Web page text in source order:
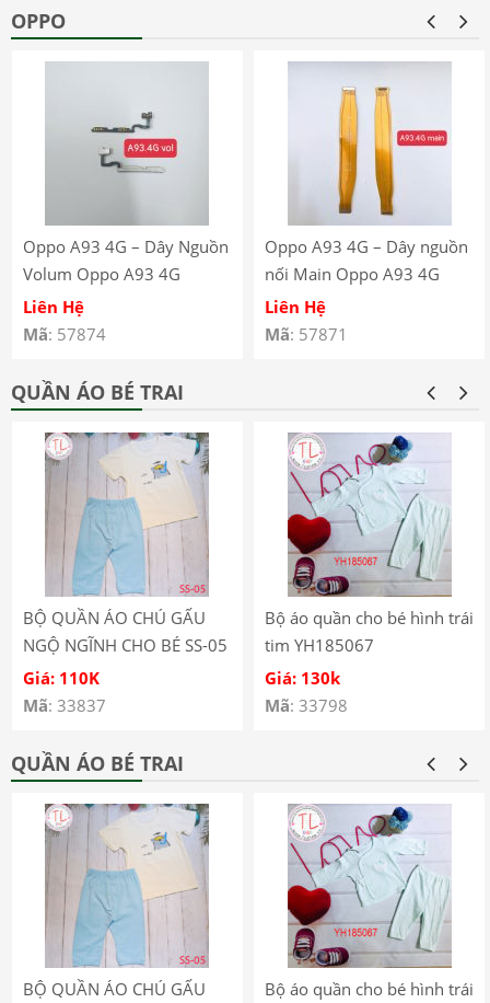
OPPO
Oppo A93 4G – Dây Nguồn
Volum Oppo A93 4G
CPH2121 CPH2123
Liên Hệ
Mã: 57874
Oppo A93 4G – Dây nguồn
nối Main Oppo A93 4G
CPH2121 CPH2123
Liên Hệ
Mã: 57871
QUẦN ÁO BÉ TRAI
BỘ QUẦN ÁO CHÚ GẤU
NGỘ NGĨNH CHO BÉ SS-05
Giá: 110K
Mã: 33837
Bộ áo quần cho bé hình trái
tim YH185067
Giá: 130k
Mã: 33798
QUẦN ÁO BÉ TRAI
BỘ QUẦN ÁO CHÚ GẤU
Bộ áo quần cho bé hình trái